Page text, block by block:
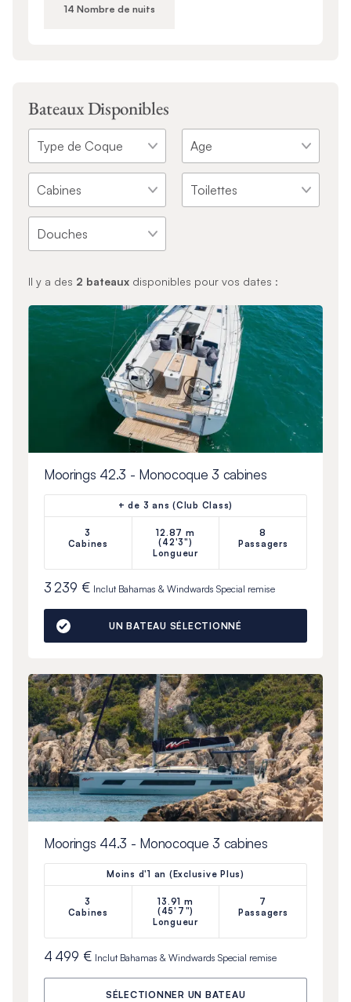
14 Nombre de nuits
Bateaux Disponibles
Il y a des 2 bateauxdisponibles pour vos dates :
Moorings 42.3 - Monocoque 3 cabines
+ de 3 ans (Club Class)
3
Cabines
12.87 m
(42'3")
Longueur
8
Passagers
3 239 € Inclut Bahamas & Windwards Special remise
UN BATEAU SÉLECTIONNÉ
Moorings 44.3 - Monocoque 3 cabines
Moins d'1 an (Exclusive Plus)
3
Cabines
13.91 m
(45'7")
Longueur
7
Passagers
4 499 € Inclut Bahamas & Windwards Special remise
SÉLECTIONNER UN BATEAU